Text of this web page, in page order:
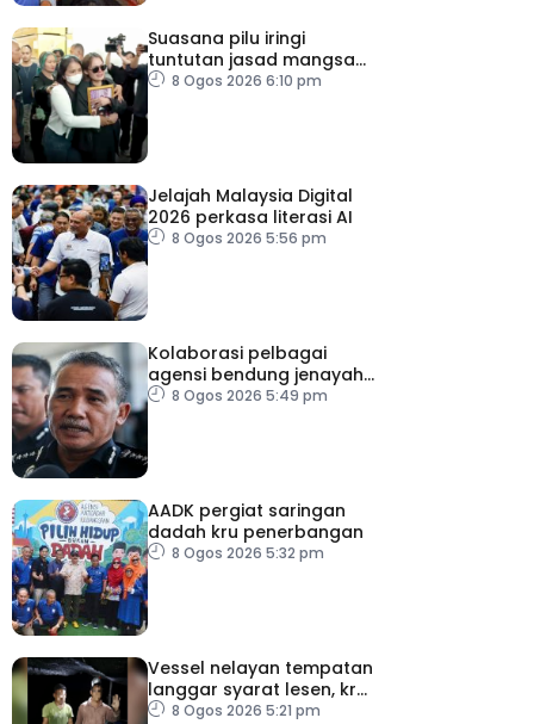
Suasana pilu iringi
tuntutan jasad mangsa
tembakan Nonthaburi
8 Ogos 2026 6:10 pm
Jelajah Malaysia Digital
2026 perkasa literasi AI
8 Ogos 2026 5:56 pm
Kolaborasi pelbagai
agensi bendung jenayah
rentas sempadan
8 Ogos 2026 5:49 pm
AADK pergiat saringan
dadah kru penerbangan
8 Ogos 2026 5:32 pm
Vessel nelayan tempatan
langgar syarat lesen, kru
warga indonesia ditahan
8 Ogos 2026 5:21 pm